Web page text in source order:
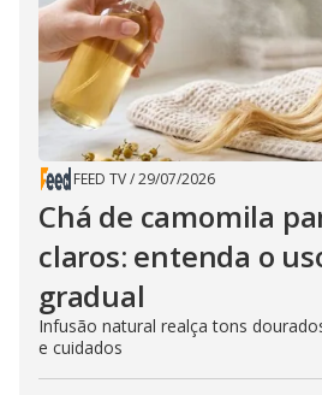
FEED TV/29/07/2026
Chá de camomila
claros: entenda o
gradual
Infusão natural realça tons
e cuidados